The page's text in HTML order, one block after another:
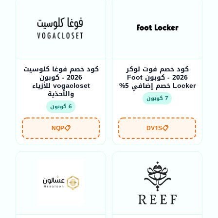
كود خصم فوت لوكر
2026 - كوبون Foot
Locker خصم إضافي 5%
7 كوبون
📋
DV1S
كود خصم فوغا كلوسيت
2026 - كوبون
vogacloset للأزياء
والأحذية
6 كوبون
📋
NQP